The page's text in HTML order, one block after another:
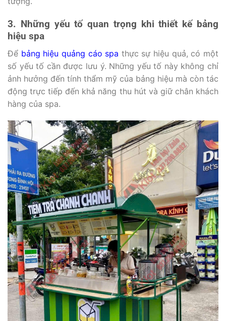
3. Những yếu tố quan trọng khi thiết kế bảng
hiệu spa
Để bảng hiệu quảng cáo spa thực sự hiệu quả, có một
số yếu tố cần được lưu ý. Những yếu tố này không chỉ
ảnh hưởng đến tính thẩm mỹ của bảng hiệu mà còn tác
động trực tiếp đến khả năng thu hút và giữ chân khách
hàng của spa.